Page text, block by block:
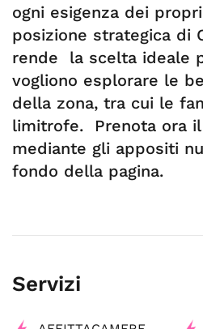
ogni esigenza dei
posizione strategica di
rende la scelta ideale
vogliono esplorare le
della zona, tra cui le
limitrofe. Prenota ora
mediante gli appositi
fondo della pagina.
Servizi